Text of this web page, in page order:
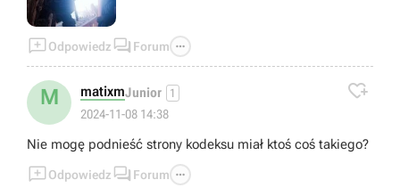
Odpowiedz  Forum 
M matixmJunior 1
2024-11-08 14:38

Nie mogę podnieść strony kodeksu miał ktoś coś takiego?
Odpowiedz  Forum 